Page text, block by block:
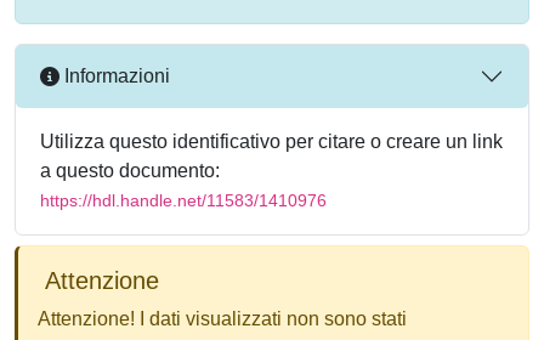
Informazioni
Utilizza questo identificativo per citare o creare un link
a questo documento:
https://hdl.handle.net/11583/1410976
Attenzione
Attenzione! I dati visualizzati non sono stati